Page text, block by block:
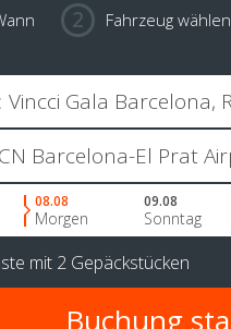
Fahrzeug wählen
08.08
Morgen
09.08
Sonntag
mit 2 Gepäckstücken